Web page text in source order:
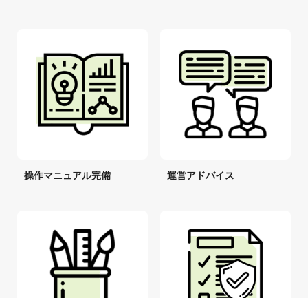
操作マニュアル完備 運営アドバイス